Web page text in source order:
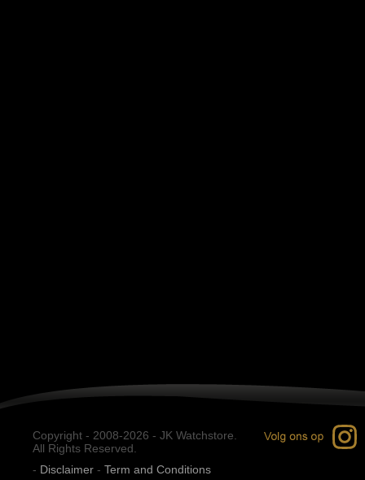
Copyright - 2008-2026 - JK Watchstore.
All Rights Reserved.
- Disclaimer - Term and Conditions